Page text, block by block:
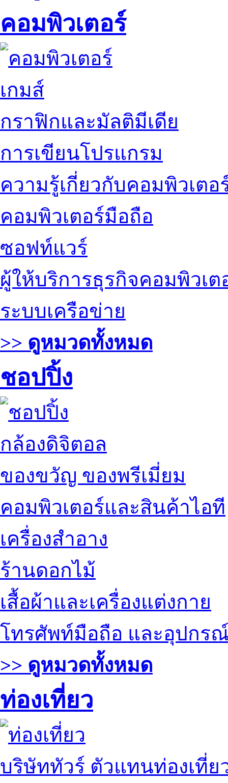
คอมพิวเตอร์
เกมส์
กราฟิกและมัลติมีเดีย
การเขียนโปรแกรม
ความรู้เกี่ยวกับคอมพิวเตอ
คอมพิวเตอร์มือถือ
ซอฟท์แวร์
ผู้ให้บริการธุรกิจคอมพิวเต
ระบบเครือข่าย
>> ดูหมวดทั้งหมด
ชอปปิ้ง
กล้องดิจิตอล
ของขวัญ ของพรีเมี่ยม
คอมพิวเตอร์และสินค้าไอที
เครื่องสำอาง
ร้านดอกไม้
เสื้อผ้าและเครื่องแต่งกาย
โทรศัพท์มือถือ และอุปกร
>> ดูหมวดทั้งหมด
ท่องเที่ยว
บริษัททัวร์ ตัวแทนท่องเที่ย